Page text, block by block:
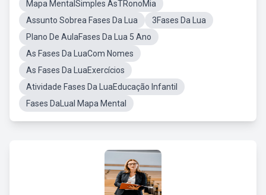
Mapa MentalSimples AsTRonoMia
Assunto Sobrea Fases Da Lua
3Fases Da Lua
Plano De AulaFases Da Lua 5 Ano
As Fases Da LuaCom Nomes
As Fases Da LuaExercícios
Atividade Fases Da LuaEducação Infantil
Fases DaLual Mapa Mental